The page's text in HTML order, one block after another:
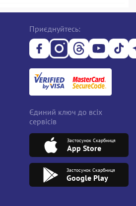
Приєднуйтесь:
Єдиний ключ до всіх
сервісів
Застосунок Скарбниця
App Store
Застосунок Скарбниця
Google Play